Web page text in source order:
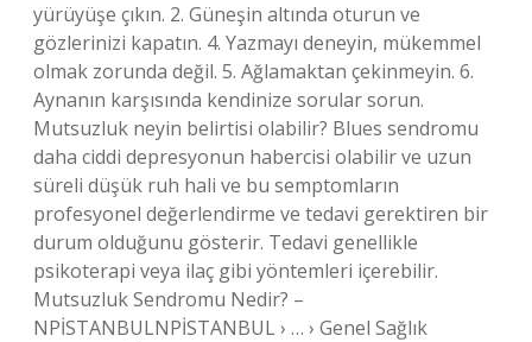
yürüyüşe çıkın. 2. Güneşin altında oturun ve
gözlerinizi kapatın. 4. Yazmayı deneyin, mükemmel
olmak zorunda değil. 5. Ağlamaktan çekinmeyin. 6.
Aynanın karşısında kendinize sorular sorun.
Mutsuzluk neyin belirtisi olabilir? Blues sendromu
daha ciddi depresyonun habercisi olabilir ve uzun
süreli düşük ruh hali ve bu semptomların
profesyonel değerlendirme ve tedavi gerektiren bir
durum olduğunu gösterir. Tedavi genellikle
psikoterapi veya ilaç gibi yöntemleri içerebilir.
Mutsuzluk Sendromu Nedir? –
NPİSTANBULNPİSTANBUL › … › Genel Sağlık